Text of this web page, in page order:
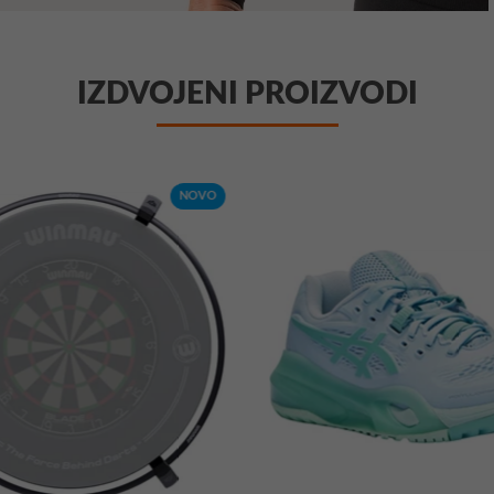
IZDVOJENI PROIZVODI
NOVO